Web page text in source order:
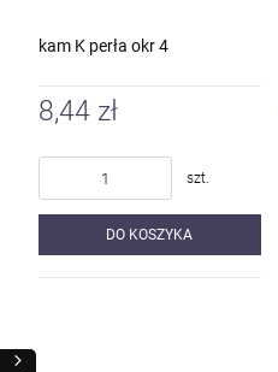
kam K perła okr 4
8,44 zł
szt.
DO KOSZYKA